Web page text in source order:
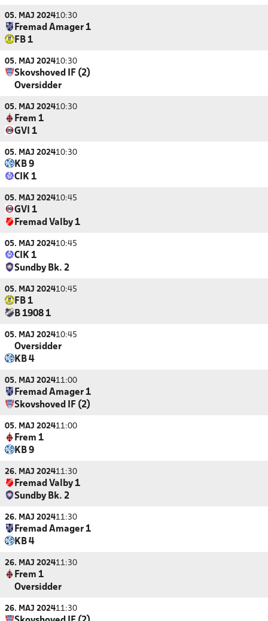
05. MAJ 202410:30
Fremad Amager 1
FB 1
05. MAJ 202410:30
Skovshoved IF (2)
Oversidder
05. MAJ 202410:30
Frem 1
GVI 1
05. MAJ 202410:30
KB 9
CIK 1
05. MAJ 202410:45
GVI 1
Fremad Valby 1
05. MAJ 202410:45
CIK 1
Sundby Bk. 2
05. MAJ 202410:45
FB 1
B 1908 1
05. MAJ 202410:45
Oversidder
KB 4
05. MAJ 202411:00
Fremad Amager 1
Skovshoved IF (2)
05. MAJ 202411:00
Frem 1
KB 9
26. MAJ 202411:30
Fremad Valby 1
Sundby Bk. 2
26. MAJ 202411:30
Fremad Amager 1
KB 4
26. MAJ 202411:30
Frem 1
Oversidder
26. MAJ 202411:30